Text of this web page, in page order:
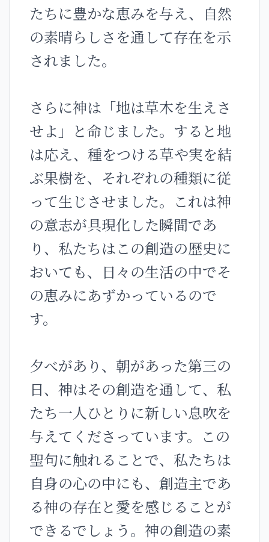
たちに豊かな恵みを与え、自然
の素晴らしさを通して存在を示
されました。
さらに神は「地は草木を生えさ
せよ」と命じました。すると地
は応え、種をつける草や実を結
ぶ果樹を、それぞれの種類に従
って生じさせました。これは神
の意志が具現化した瞬間であ
り、私たちはこの創造の歴史に
おいても、日々の生活の中でそ
の恵みにあずかっているので
す。
夕べがあり、朝があった第三の
日、神はその創造を通して、私
たち一人ひとりに新しい息吹を
与えてくださっています。この
聖句に触れることで、私たちは
自身の心の中にも、創造主であ
る神の存在と愛を感じることが
できるでしょう。神の創造の素